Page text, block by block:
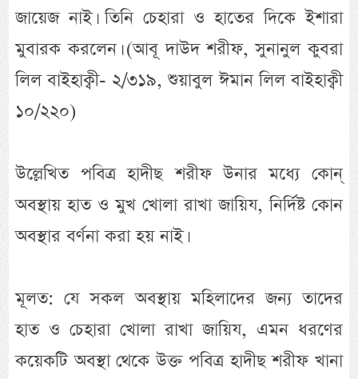
জায়েজ নাই। তিনি চেহারা ও হাতের দিকে ইশারা
মুবারক করলেন। (আবূ দাউদ শরীফ, সুনানুল কুবরা
লিল বাইহাক্বী- ২/৩১৯, শুয়াবুল ঈমান লিল বাইহাক্বী
১০/২২০)
উল্লেখিত পবিত্র হাদীছ শরীফ উনার মধ্যে কোন্
অবস্থায় হাত ও মুখ খোলা রাখা জায়িয, নির্দিষ্ট কোন
অবস্থার বর্ণনা করা হয় নাই।
মূলত: যে সকল অবস্থায় মহিলাদের জন্য তাদের
হাত ও চেহারা খোলা রাখা জায়িয, এমন ধরণের
কয়েকটি অবস্থা থেকে উক্ত পবিত্র হাদীছ শরীফ খানা